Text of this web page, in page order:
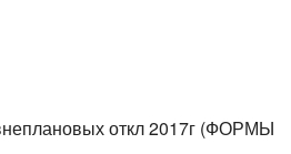
откл 2017г (ФОРМЫ